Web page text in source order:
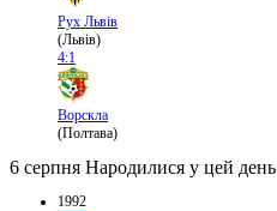
Рух Львів
(Львів)
4:1
Ворскла
(Полтава)
6 серпня Народилися у цей день
1992